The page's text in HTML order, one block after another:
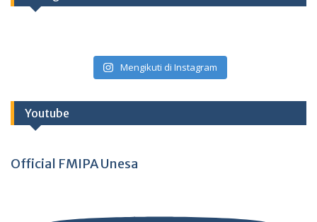
Mengikuti di Instagram
Youtube
Official FMIPA Unesa